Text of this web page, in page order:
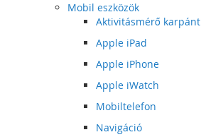
Mobil eszközök
Aktivitásmérő karpánt
Apple iPad
Apple iPhone
Apple iWatch
Mobiltelefon
Navigáció